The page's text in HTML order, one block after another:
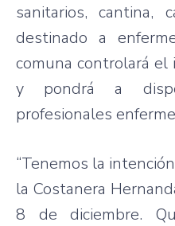
sanitarios, cantina,
destinado a
comuna controlará
y pondrá a
profesionales
“Tenemos la
la Costanera
8 de diciembre.